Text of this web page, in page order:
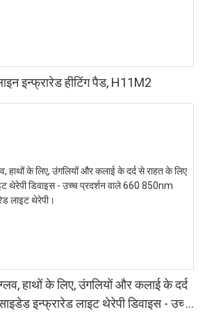
इन्फ्रारेड हीटिंग पैड, H11M2
हाथों के लिए, उंगलियों और कलाई के दर्द
इन्फ्रारेड लाइट थेरेपी डिवाइस - उच्च